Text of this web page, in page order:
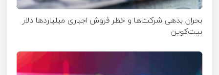
بحران بدهی شرکت‌ها و خطر فروش اجباری میلیاردها دلار
بیت‌کوین